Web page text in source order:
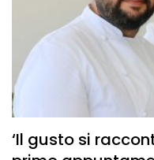
‘Il gusto si